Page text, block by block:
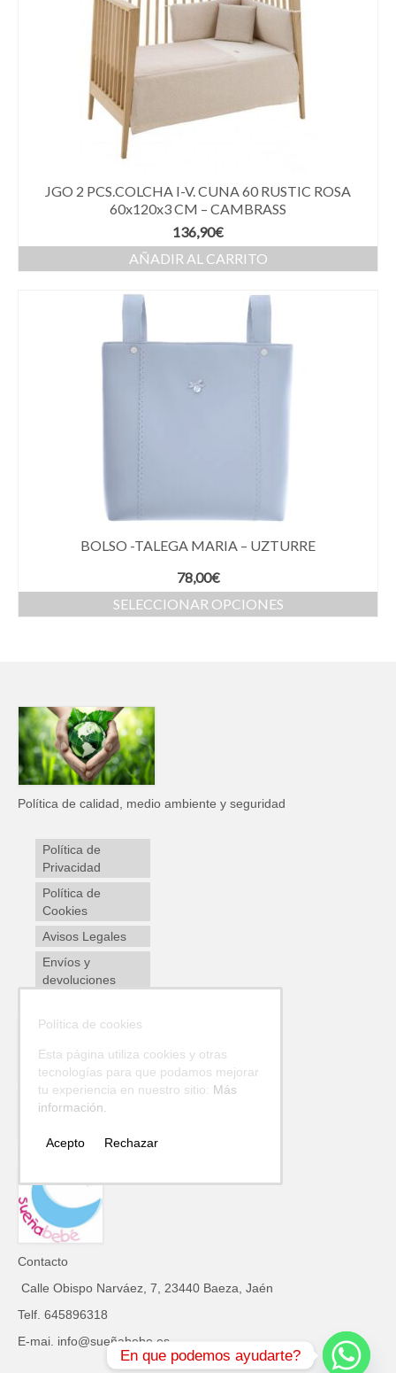
JGO 2 PCS.COLCHA I-V. CUNA 60 RUSTIC ROSA
60x120x3 CM – CAMBRASS
136,90€
AÑADIR AL CARRITO
BOLSO -TALEGA MARIA – UZTURRE
78,00€
SELECCIONAR OPCIONES
Política de calidad, medio ambiente y seguridad
Política de
Privacidad
Política de
Cookies
Avisos Legales
Envíos y
devoluciones
Contacto
Calle Obispo Narváez, 7, 23440 Baeza, Jaén
Telf. 645896318
E-mai. info@sueñabebe.es
Política de cookies
Esta página utiliza cookies y otras
tecnologías para que podamos mejorar
tu experiencia en nuestro sitio: Más
información.
Acepto Rechazar
En que podemos ayudarte?